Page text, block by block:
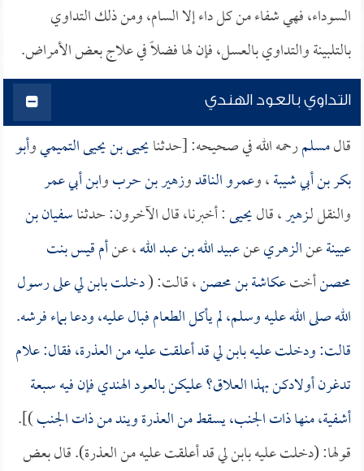
السوداء، فهي شفاء من كل داء إلا السام، ومن ذلك التداوي
بالتلبينة والتداوي بالعسل، فإن لها فضلاً في علاج بعض الأمراض.
التداوي بالعود الهندي
قالمسلمرحمه الله في صحيحه: [حدثنايحيى بن يحيى التميميوأبو
بكر بن أبي شيبة، وعمرو الناقدوزهير بن حربوابن أبي عمر
والنقل لـزهير، قاليحيى: أخبرنا، قال الآخرون: حدثناسفيان بن
عيينةعنالزهريعنعبيد الله بن عبد الله، عنأم قيس بنت
محصنأختعكاشة بن محصن، قالت: (دخلت بابن لي على رسول
الله صلى الله عليه وسلم، لم يأكل الطعام فبال عليه، ودعا بماء فرشه.
قالت: ودخلت عليه بابن لي قد أعلقت عليه من العذرة، فقال: علام
تدغرن أولادكن بهذا العلاق؟ عليكن بالعود الهندي فإن فيه سبعة
أشفية، منها ذات الجنب، يسقط من العذرة ويند من ذات الجنب)].
قولها: (دخلت عليه بابن لي قد أعلقت عليه من العذرة). قال بعض